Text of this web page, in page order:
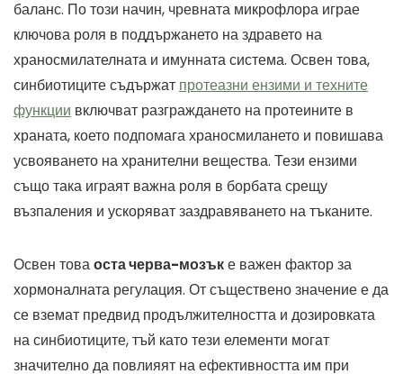
баланс. По този начин, чревната микрофлора играе
ключова роля в поддържането на здравето на
храносмилателната и имунната система. Освен това,
синбиотиците съдържат протеазни ензими и техните
функции включват разграждането на протеините в
храната, което подпомага храносмилането и повишава
усвояването на хранителни вещества. Тези ензими
също така играят важна роля в борбата срещу
възпаления и ускоряват заздравяването на тъканите.
Освен товаоста черва-мозъке важен фактор за
хормоналната регулация. От съществено значение е да
се вземат предвид продължителността и дозировката
на синбиотиците, тъй като тези елементи могат
значително да повлияят на ефективността им при